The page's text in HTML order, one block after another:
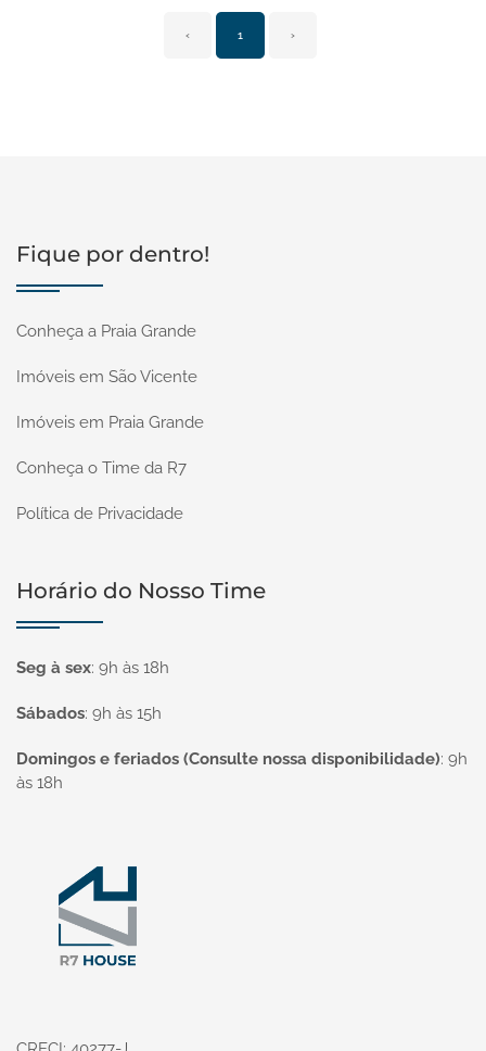
‹ 1 ›
Fique por dentro!
Conheça a Praia Grande
Imóveis em São Vicente
Imóveis em Praia Grande
Conheça o Time da R7
Política de Privacidade
Horário do Nosso Time
Seg à sex: 9h às 18h
Sábados: 9h às 15h
Domingos e feriados (Consulte nossa disponibilidade): 9h
às 18h